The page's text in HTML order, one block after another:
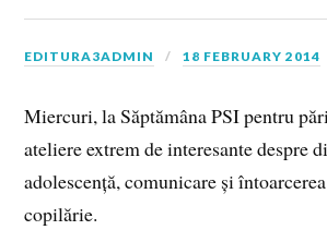
EDITURA3ADMIN 18 FEBRUARY 2014
Miercuri, la Săptămâna PSI pentru
ateliere extrem de interesante despre
adolescență, comunicare și
copilărie.